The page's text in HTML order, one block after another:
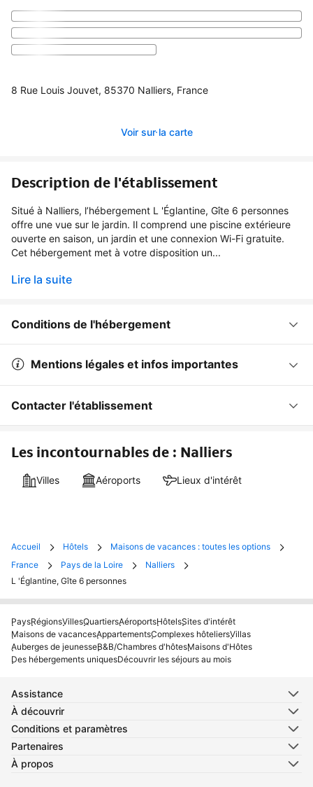
8 Rue Louis Jouvet, 85370 Nalliers, France
Voir sur la carte
Description de l'établissement
Situé à Nalliers, l’hébergement L 'Églantine, Gîte 6 personnes
offre une vue sur le jardin. Il comprend une piscine extérieure
ouverte en saison, un jardin et une connexion Wi-Fi gratuite.
Cet hébergement met à votre disposition un...
Lire la suite
Conditions de l'hébergement
Mentions légales et infos importantes
Contacter l'établissement
Les incontournables de : Nalliers
Villes Aéroports Lieux d'intérêt
Accueil Hôtels
Maisons de vacances : toutes les options
France
Pays de la Loire
Nalliers
L 'Églantine, Gîte 6 personnes
PaysRégionsVillesQuartiersAéroportsHôtelsSites d'intérêt
Maisons de vacancesAppartementsComplexes hôteliersVillas
Auberges de jeunesseB&B/Chambres d'hôtesMaisons d'Hôtes
Des hébergements uniquesDécouvrir les séjours au mois
Assistance
À découvrir
Conditions et paramètres
Partenaires
À propos